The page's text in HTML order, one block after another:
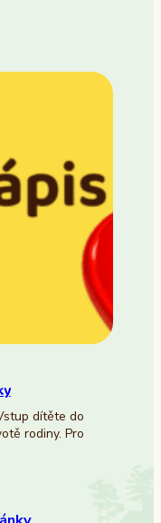
dítěte do
rodiny. Pro